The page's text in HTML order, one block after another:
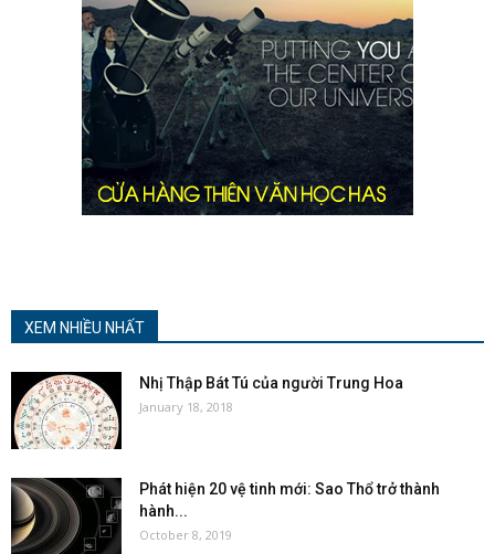
XEM NHIỀU NHẤT
Nhị Thập Bát Tú của người Trung Hoa
January 18, 2018
Phát hiện 20 vệ tinh mới: Sao Thổ trở thành
hành...
October 8, 2019